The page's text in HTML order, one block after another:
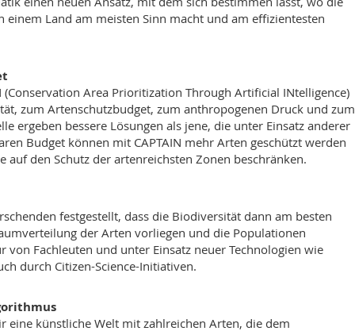
Land am meisten Sinn macht und am effizientesten
Area Prioritization Through Artificial INtelligence)
zum Artenschutzbudget, zum anthropogenen Druck und zum
ergeben bessere Lösungen als jene, die unter Einsatz anderer
Budget können mit CAPTAIN mehr Arten geschützt werden
den Schutz der artenreichsten Zonen beschränken.
festgestellt, dass die Biodiversität dann am besten
der Arten vorliegen und die Populationen
Fachleuten und unter Einsatz neuer Technologien wie
durch Citizen-Science-Initiativen.
künstliche Welt mit zahlreichen Arten, die dem